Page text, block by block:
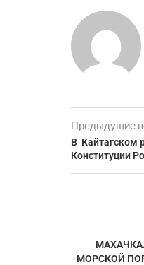
Предыдущие
В Кайтагском
Конституции
МОРСКОЙ